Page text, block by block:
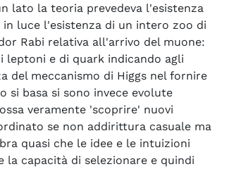
lato la teoria prevedeva l'esistenza
luce l'esistenza di un intero zoo di
Rabi relativa all'arrivo del muone:
leptoni e di quark indicando agli
meccanismo di Higgs nel fornire
si basa si sono invece evolute
veramente 'scoprire' nuovi
se non addirittura casuale ma
quasi che le idee e le intuizioni
capacità di selezionare e quindi